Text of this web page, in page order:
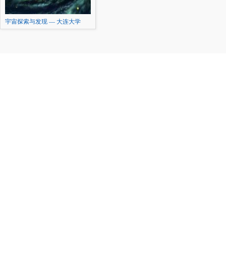
宇宙探索与发现 — 大连大学